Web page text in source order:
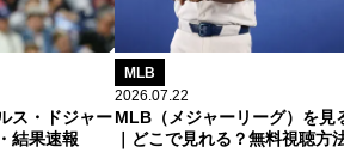
ス・ドジャー
結果速報
MLB
2026.07.22
MLB（メジャーリーグ）を見
｜どこで見れる？無料視聴方